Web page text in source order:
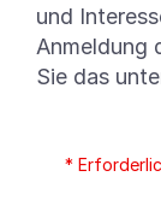
Werde Teil
Deutsch
und
Anmeldung
Sie das
*